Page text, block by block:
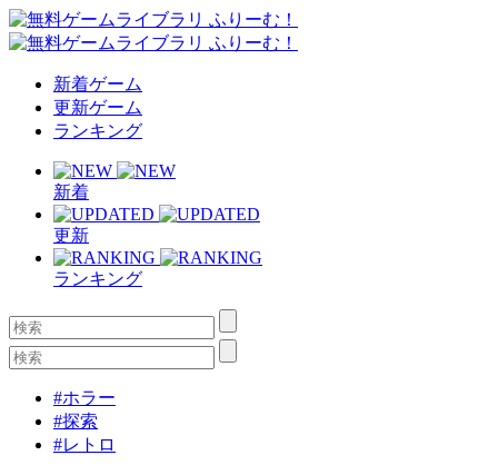
新着ゲーム
更新ゲーム
ランキング
新着
更新
ランキング
#ホラー
#探索
#レトロ